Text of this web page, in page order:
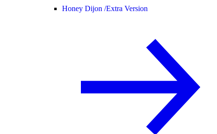
Honey Dijon /Extra Version